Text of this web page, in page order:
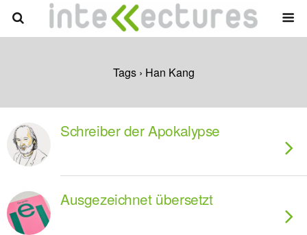
Tags › Han Kang
Schreiber der Apokalypse
Ausgezeichnet übersetzt